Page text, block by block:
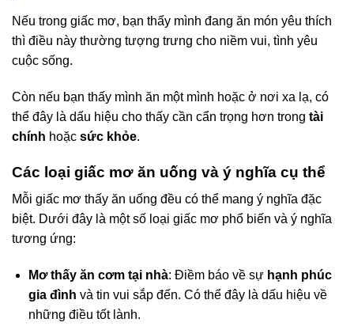
Nếu trong giấc mơ, bạn thấy mình đang ăn món yêu thích
thì điều này thường tượng trưng cho niềm vui, tình yêu
cuộc sống.
Còn nếu bạn thấy mình ăn một mình hoặc ở nơi xa lạ, có
thể đây là dấu hiệu cho thấy cần cẩn trọng hơn trong tài
chính hoặc sức khỏe.
Các loại giấc mơ ăn uống và ý nghĩa cụ thể
Mỗi giấc mơ thấy ăn uống đều có thể mang ý nghĩa đặc
biệt. Dưới đây là một số loại giấc mơ phổ biến và ý nghĩa
tương ứng:
Mơ thấy ăn cơm tại nhà: Điềm báo về sự hạnh phúc
gia đình và tin vui sắp đến. Có thể đây là dấu hiệu về
những điều tốt lành.